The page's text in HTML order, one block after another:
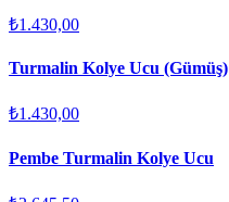
₺1.430,00
Turmalin Kolye Ucu (Gümüş)
₺1.430,00
Pembe Turmalin Kolye Ucu